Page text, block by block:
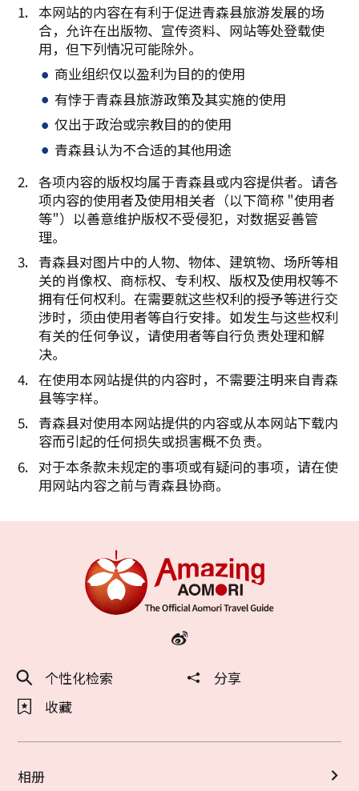
本网站的内容在有利于促进青森县旅游发展的场
合，允许在出版物、宣传资料、网站等处登载使
用，但下列情况可能除外。
商业组织仅以盈利为目的的使用
有悖于青森县旅游政策及其实施的使用
仅出于政治或宗教目的的使用
青森县认为不合适的其他用途
各项内容的版权均属于青森县或内容提供者。请各
项内容的使用者及使用相关者（以下简称 "使用者
等"）以善意维护版权不受侵犯，对数据妥善管
理。
青森县对图片中的人物、物体、建筑物、场所等相
关的肖像权、商标权、专利权、版权及使用权等不
拥有任何权利。在需要就这些权利的授予等进行交
涉时，须由使用者等自行安排。如发生与这些权利
有关的任何争议，请使用者等自行负责处理和解
决。
在使用本网站提供的内容时，不需要注明来自青森
县等字样。
青森县对使用本网站提供的内容或从本网站下载内
容而引起的任何损失或损害概不负责。
对于本条款未规定的事项或有疑问的事项，请在使
用网站内容之前与青森县协商。
个性化检索
分享
收藏
相册
复制链接